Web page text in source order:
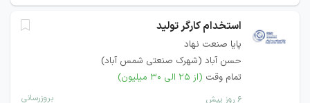
استخدام کارگر تولید
پایا صنعت نهاد
حسن آباد (شهرک صنعتی شمس آباد)
تمام وقت (از ۲۵ الی ۳۰ میلیون)
۶ روز پیش بروزرسانی